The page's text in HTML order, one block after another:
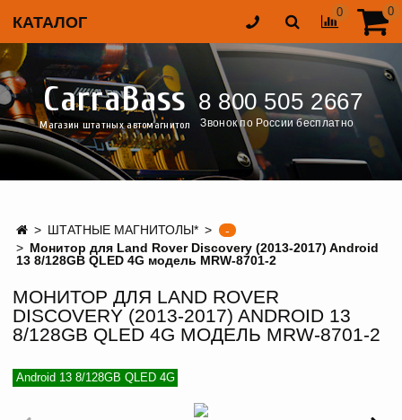
КАТАЛОГ
0 0
CarraBass
Магазин штатных автомагнитол
8 800 505 2667
Звонок по России бесплатно
ШТАТНЫЕ МАГНИТОЛЫ*
-
Монитор для Land Rover Discovery (2013-2017) Android
13 8/128GB QLED 4G модель MRW-8701-2
МОНИТОР ДЛЯ LAND ROVER
DISCOVERY (2013-2017) ANDROID 13
8/128GB QLED 4G МОДЕЛЬ MRW-8701-2
Android 13 8/128GB QLED 4G